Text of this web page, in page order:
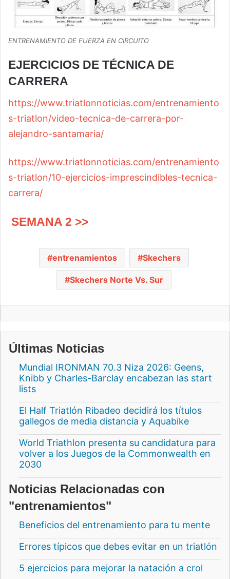
ENTRENAMIENTO DE FUERZA EN CIRCUITO
EJERCICIOS DE TÉCNICA DE
CARRERA
https://www.triatlonnoticias.com/entrenamiento
s-triatlon/video-tecnica-de-carrera-por-
alejandro-santamaria/
https://www.triatlonnoticias.com/entrenamiento
s-triatlon/10-ejercicios-imprescindibles-tecnica-
carrera/
SEMANA 2 >>
entrenamientos Skechers
Skechers Norte Vs. Sur
Últimas Noticias
Mundial IRONMAN 70.3 Niza 2026: Geens,
Knibb y Charles-Barclay encabezan las start
lists
El Half Triatlón Ribadeo decidirá los títulos
gallegos de media distancia y Aquabike
World Triathlon presenta su candidatura para
volver a los Juegos de la Commonwealth en
2030
Noticias Relacionadas con
"entrenamientos"
Beneficios del entrenamiento para tu mente
Errores típicos que debes evitar en un triatlón
5 ejercicios para mejorar la natación a crol